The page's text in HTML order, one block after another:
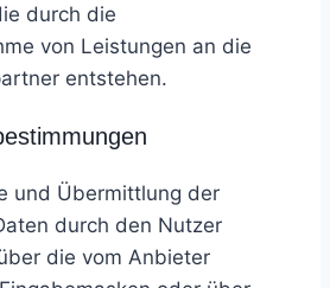
durch die
von Leistungen an die
entstehen.
und Übermittlung der
durch den Nutzer
die vom Anbieter